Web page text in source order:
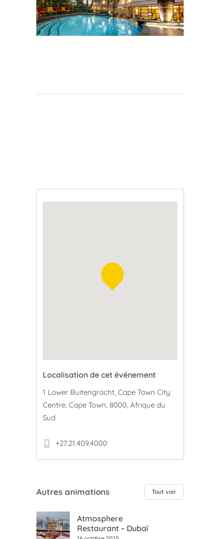
Localisation de cet événement
1 Lower Buitengracht, Cape Town City
Centre, Cape Town, 8000, Afrique du
Sud
+27.21.409.4000
Autres animations Tout voir
Atmosphere
Restaurant – Dubaï